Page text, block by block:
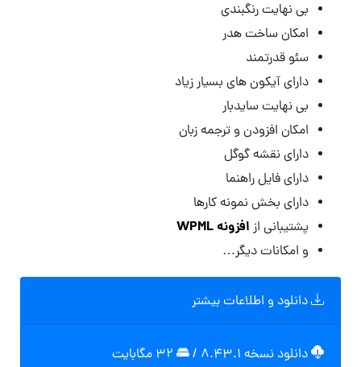
بی نهایت رنگبندی
امکان ساخت هدر
سئو قدرتمند
دارای آیکون های بسیار زیاد
بی نهایت سایدبار
امکان افزودن و ترجمه زبان
دارای نقشه گوگل
دارای فایل راهنما
دارای بخش نمونه کارها
پشتیبانی از افزونه WPML
و امکانات دیگر…
دانلود و اطلاعات بیشتر
دانلود نسخه ۸.۴۳.۱ /